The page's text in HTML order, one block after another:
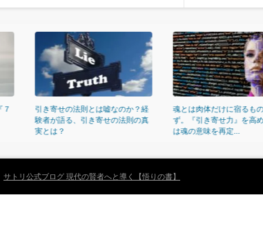
引き寄せの法則とは嘘なのか？経
験者が語る、引き寄せの法則の真
実とは？
魂とは肉体だけに宿るものにあら
ず。『引き寄せ力』を高める秘訣
は魂の意味を再定...
サトリ公式ブログ 現代の賢者へと導く【悟りの書】